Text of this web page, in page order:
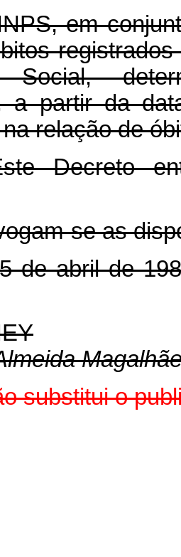
em
Social,
a partir da
relação de
Decreto
se as
de abril de
substitui o